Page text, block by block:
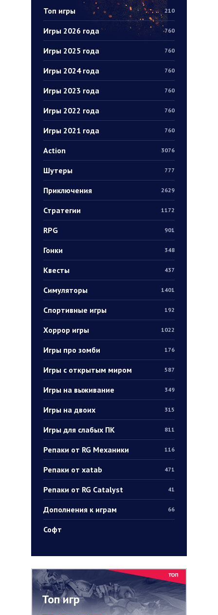
Топ игры 210
Игры 2026 года 760
Игры 2025 года 760
Игры 2024 года 760
Игры 2023 года 760
Игры 2022 года 760
Игры 2021 года 760
Action 3076
Шутеры 777
Приключения 2629
Стратегии 1172
RPG 901
Гонки 348
Квесты 437
Симуляторы 1401
Спортивные игры 192
Хоррор игры 1022
Игры про зомби 176
Игры с открытым миром 587
Игры на выживание 349
Игры на двоих 315
Игры для слабых ПК 811
Репаки от RG Механики 116
Репаки от xatab 471
Репаки от RG Catalyst 41
Дополнения к играм 66
Софт
Топ игр